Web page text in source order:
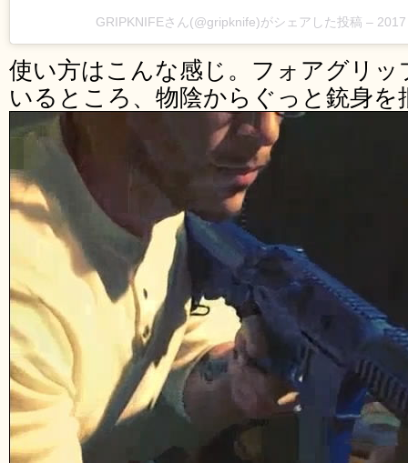
GRIPKNIFEさん(@gripknife)がシェアした投稿 –
使い方はこんな感じ。フォアグリ
いるところ、物陰からぐっと銃身